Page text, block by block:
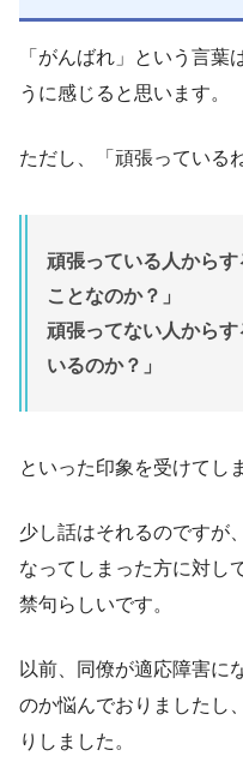
「がんばれ」という言葉
うに感じると思います。
ただし、「頑張っている
頑張っている人から
ことなのか？」
頑張ってない人から
いるのか？」
といった印象を受けてし
少し話はそれるのですが
なってしまった方に対し
禁句らしいです。
以前、同僚が適応障害に
のか悩んでおりましたし
りしました。